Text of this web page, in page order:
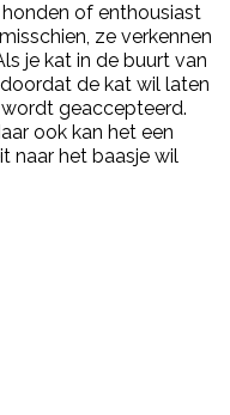
of enthousiast
misschien, ze verkennen
je kat in de buurt van
de kat wil laten
geaccepteerd.
ook kan het een
naar het baasje wil